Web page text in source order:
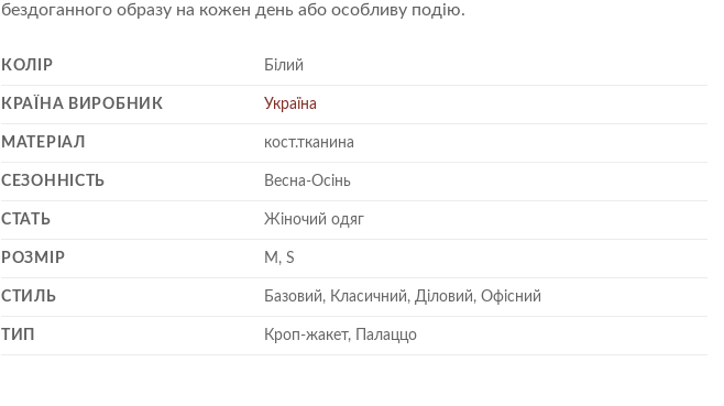
бездоганного образу на кожен день або особливу подію.
КОЛІР Білий
КРАЇНА ВИРОБНИК Україна
МАТЕРІАЛ кост.тканина
СЕЗОННІСТЬ Весна-Осінь
СТАТЬ Жіночий одяг
РОЗМІР M, S
СТИЛЬ Базовий, Класичний, Діловий, Офісний
ТИП Кроп-жакет, Палаццо